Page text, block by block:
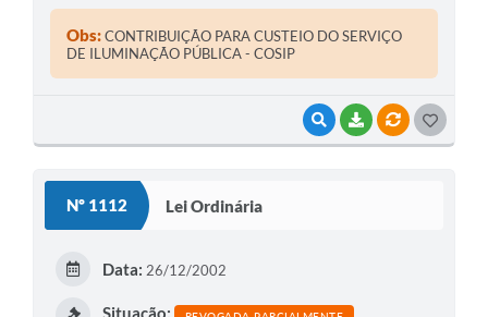
VISUALIZAR
BAIXARVÍNCULOS
Obs:CONTRIBUIÇÃO PARA CUSTEIO DO SERVIÇO
DE ILUMINAÇÃO PÚBLICA - COSIP
Nº 1112 Lei Ordinária
Data: 26/12/2002
Situação: